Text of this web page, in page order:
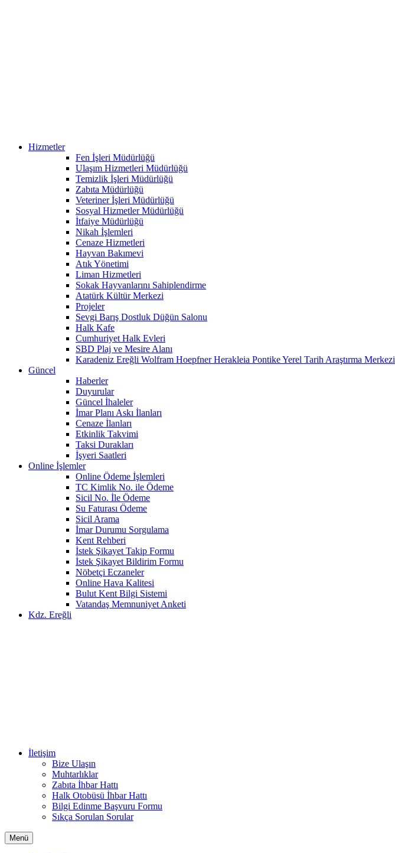
Hizmetler
Fen İşleri Müdürlüğü
Ulaşım Hizmetleri Müdürlüğü
Temizlik İşleri Müdürlüğü
Zabıta Müdürlüğü
Veteriner İşleri Müdürlüğü
Sosyal Hizmetler Müdürlüğü
İtfaiye Müdürlüğü
Nikah İşlemleri
Cenaze Hizmetleri
Hayvan Bakımevi
Atık Yönetimi
Liman Hizmetleri
Sokak Hayvanlarını Sahiplendirme
Atatürk Kültür Merkezi
Projeler
Sevgi Barış Dostluk Düğün Salonu
Halk Kafe
Cumhuriyet Halk Evleri
SBD Plaj ve Mesire Alanı
Karadeniz Ereğli Wolfram Hoepfner Herakleia Pontike Yerel Tarih Araştırma Merkezi
Güncel
Haberler
Duyurular
Güncel İhaleler
İmar Planı Askı İlanları
Cenaze İlanları
Etkinlik Takvimi
Taksi Durakları
İşyeri Saatleri
Online İşlemler
Online Ödeme İşlemleri
TC Kimlik No. ile Ödeme
Sicil No. İle Ödeme
Su Faturası Ödeme
Sicil Arama
İmar Durumu Sorgulama
Kent Rehberi
İstek Şikayet Takip Formu
İstek Şikayet Bildirim Formu
Nöbetçi Eczaneler
Online Hava Kalitesi
Bulut Kent Bilgi Sistemi
Vatandaş Memnuniyet Anketi
Kdz. Ereğli
İletişim
Bize Ulaşın
Muhtarlıklar
Zabıta İhbar Hattı
Halk Otobüsü İhbar Hattı
Bilgi Edinme Başvuru Formu
Sıkça Sorulan Sorular
Menü